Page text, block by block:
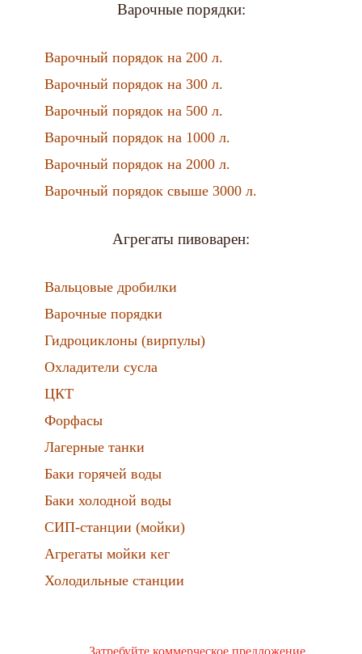
Варочные порядки:
Варочный порядок на 200 л.
Варочный порядок на 300 л.
Варочный порядок на 500 л.
Варочный порядок на 1000 л.
Варочный порядок на 2000 л.
Варочный порядок свыше 3000 л.
Агрегаты пивоварен:
Вальцовые дробилки
Варочные порядки
Гидроциклоны (вирпулы)
Охладители сусла
ЦКТ
Форфасы
Лагерные танки
Баки горячей воды
Баки холодной воды
СИП-станции (мойки)
Агрегаты мойки кег
Холодильные станции
Затребуйте коммерческое предложение